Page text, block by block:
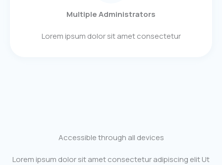
Multiple Administrators
Lorem ipsum dolor sit amet consectetur
Accessible through all devices
Lorem ipsum dolor sit amet consectetur adipiscing elit Ut